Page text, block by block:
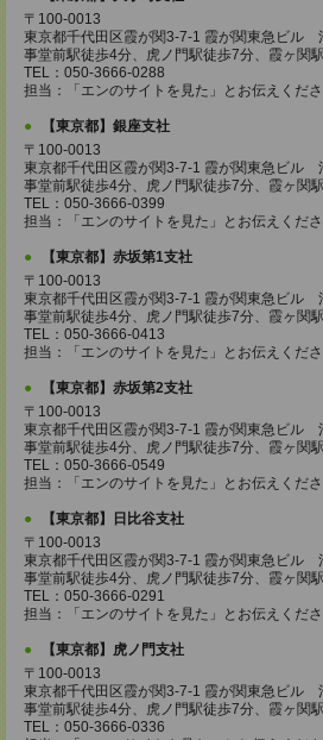
〒100-0013
東京都千代田区霞が関3-7-1 霞が関東急ビル
事堂前駅徒歩4分、虎ノ門駅徒歩7分、霞ヶ関
TEL：050-3666-0288
担当：「エンのサイトを見た」とお伝えくだ
【東京都】銀座支社
〒100-0013
東京都千代田区霞が関3-7-1 霞が関東急ビル
事堂前駅徒歩4分、虎ノ門駅徒歩7分、霞ヶ関
TEL：050-3666-0399
担当：「エンのサイトを見た」とお伝えくだ
【東京都】赤坂第1支社
〒100-0013
東京都千代田区霞が関3-7-1 霞が関東急ビル
事堂前駅徒歩4分、虎ノ門駅徒歩7分、霞ヶ関
TEL：050-3666-0413
担当：「エンのサイトを見た」とお伝えくだ
【東京都】赤坂第2支社
〒100-0013
東京都千代田区霞が関3-7-1 霞が関東急ビル
事堂前駅徒歩4分、虎ノ門駅徒歩7分、霞ヶ関
TEL：050-3666-0549
担当：「エンのサイトを見た」とお伝えくだ
【東京都】日比谷支社
〒100-0013
東京都千代田区霞が関3-7-1 霞が関東急ビル
事堂前駅徒歩4分、虎ノ門駅徒歩7分、霞ヶ関
TEL：050-3666-0291
担当：「エンのサイトを見た」とお伝えくだ
【東京都】虎ノ門支社
〒100-0013
東京都千代田区霞が関3-7-1 霞が関東急ビル
事堂前駅徒歩4分、虎ノ門駅徒歩7分、霞ヶ関
TEL：050-3666-0336